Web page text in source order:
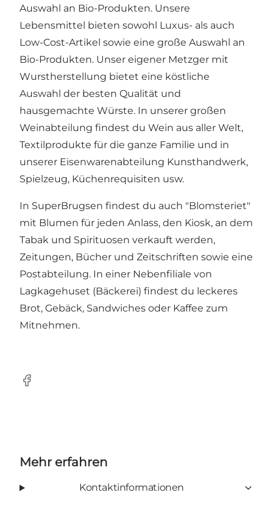
Auswahl an Bio-Produkten. Unsere
Lebensmittel bieten sowohl Luxus- als auch
Low-Cost-Artikel sowie eine große Auswahl an
Bio-Produkten. Unser eigener Metzger mit
Wurstherstellung bietet eine köstliche
Auswahl der besten Qualität und
hausgemachte Würste. In unserer großen
Weinabteilung findest du Wein aus aller Welt,
Textilprodukte für die ganze Familie und in
unserer Eisenwarenabteilung Kunsthandwerk,
Spielzeug, Küchenrequisiten usw.
In SuperBrugsen findest du auch "Blomsteriet"
mit Blumen für jeden Anlass, den Kiosk, an dem
Tabak und Spirituosen verkauft werden,
Zeitungen, Bücher und Zeitschriften sowie eine
Postabteilung. In einer Nebenfiliale von
Lagkagehuset (Bäckerei) findest du leckeres
Brot, Gebäck, Sandwiches oder Kaffee zum
Mitnehmen.
Facebook
Mehr erfahren
Kontaktinformationen